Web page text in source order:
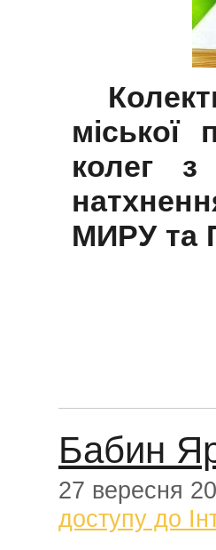
міської
колег
МИРУ та
Бабин
27 вересня
доступу до